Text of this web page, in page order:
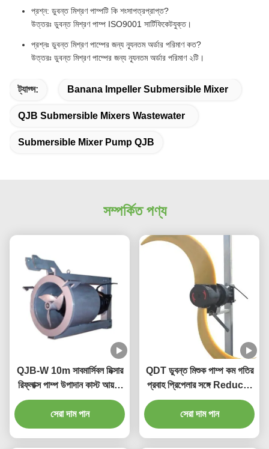
প্রশ্ন: ডুবন্ত মিশ্রণ পাম্পটি কি শংসাপত্রপ্রাপ্ত?
উত্তরঃ ডুবন্ত মিশ্রণ পাম্প ISO9001 সার্টিফিকেটযুক্ত।
প্রশ্নঃ ডুবন্ত মিশ্রণ পাম্পের জন্য ন্যূনতম অর্ডার পরিমাণ কত?
উত্তরঃ ডুবন্ত মিশ্রণ পাম্পের জন্য ন্যূনতম অর্ডার পরিমাণ ২টি।
ট্যাগ্স: Banana Impeller Submersible Mixer
QJB Submersible Mixers Wastewater
Submersible Mixer Pump QJB
সম্পর্কিত পণ্য
QJB-W 10m সাবমার্সিবল মিক্সার
রিফ্লাক্স পাম্প উপাদান কাস্ট আয়রন
স্টেইনলেস স্টিলের উপর
সেরা দাম পান
QDT ডুবন্ত মিশুক পাম্প কম গতির
প্রবাহ প্রিপেলার সঙ্গে Reducer
উপাদান ঢালাই লোহা স্টেইনলেস স্টীল
সেরা দাম পান